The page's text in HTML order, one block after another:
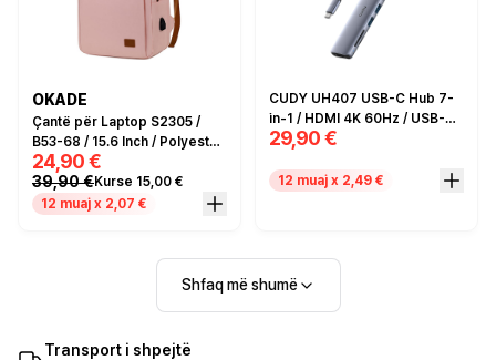
OKADE
Çantë për Laptop S2305 /
B53-68 / 15.6 Inch / Polyester
/ Water-Repellent / Wear-
resistant / USB Charging /
Pink
24,90 €
39,90 €Kurse 15,00 €
12 muaj x 2,07 €
CUDY UH407 USB-C Hub 7-
in-1 / HDMI 4K 60Hz / USB-A
+ USB-C / SD + TF / PD 100W
29,90 €
12 muaj x 2,49 €
Shfaq më shumë
Transport i shpejtë